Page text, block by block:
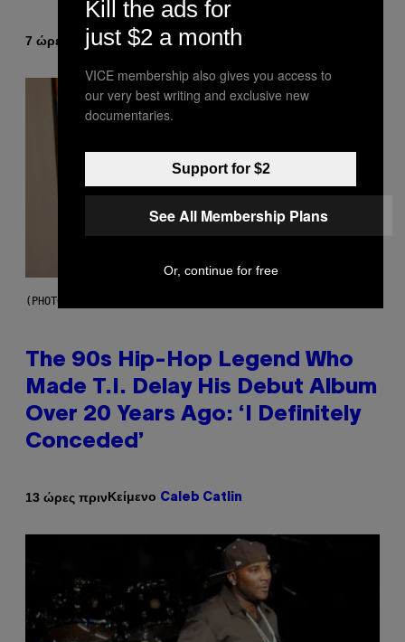
7 ώρες πρινΚείμενο Ashley Fike
(PHOTO BY JOHNNY NUNEZ/WIREIMAGE)
The 90s Hip-Hop Legend Who
Made T.I. Delay His Debut Album
Over 20 Years Ago: ‘I Definitely
Conceded’
13 ώρες πρινΚείμενο Caleb Catlin
Kill the ads for
just $2 a month
VICE membership also gives you access to
our very best writing and exclusive new
documentaries.
Support for $2
See All Membership Plans
Or, continue for free